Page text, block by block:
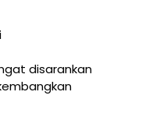
disarankan